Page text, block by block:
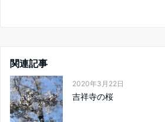
関連記事
2020年3月22日
吉祥寺の桜